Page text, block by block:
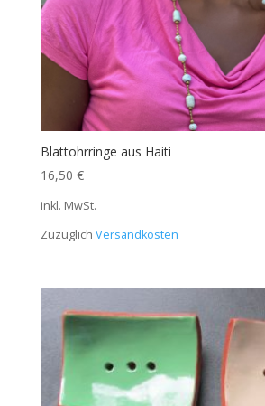
Blattohrringe aus Haiti
16,50 €
inkl. MwSt.
Zuzüglich Versandkosten